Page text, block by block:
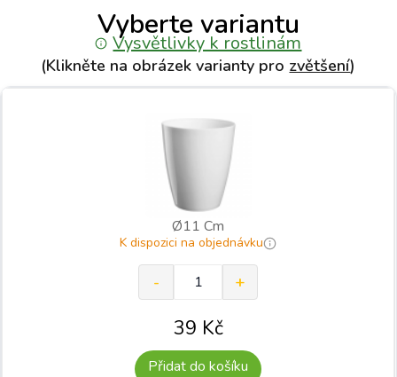
Vyberte variantu
Vysvětlivky k rostlinám
(Klikněte na obrázek varianty pro zvětšení)
Ø11 Cm
K dispozici na objednávku
39 Kč
Přidat do košíku